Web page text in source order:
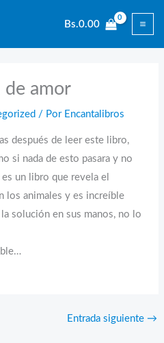
Bs.0.00
de amor
/ Por Encantalibros
después de leer este libro,
si nada de esto pasara y no
un libro que revela el
los animales y es increíble
solución en sus manos, no lo
Entrada siguiente →